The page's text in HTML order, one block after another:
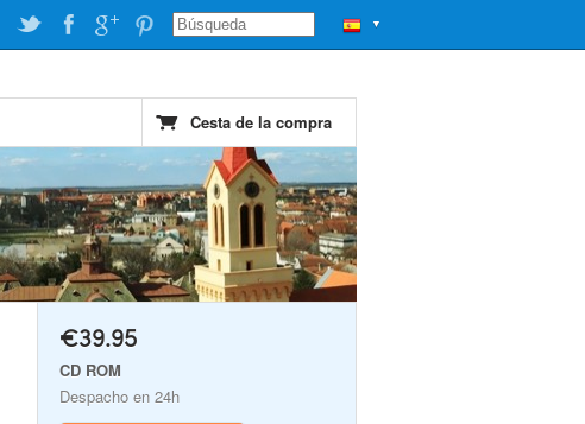
▼
Cesta de la compra
€39.95
CD ROM
Despacho en 24h